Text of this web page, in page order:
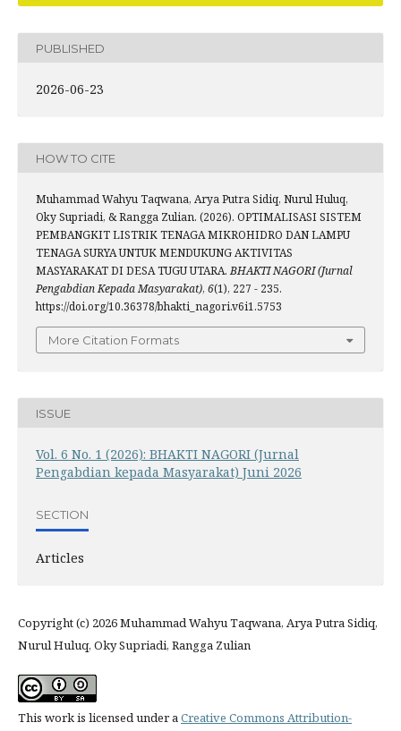
PUBLISHED
2026-06-23
HOW TO CITE
Muhammad Wahyu Taqwana, Arya Putra Sidiq, Nurul Huluq,
Oky Supriadi, & Rangga Zulian. (2026). OPTIMALISASI SISTEM
PEMBANGKIT LISTRIK TENAGA MIKROHIDRO DAN LAMPU
TENAGA SURYA UNTUK MENDUKUNG AKTIVITAS
MASYARAKAT DI DESA TUGU UTARA.BHAKTI NAGORI (Jurnal
Pengabdian Kepada Masyarakat), 6(1), 227 - 235.
https://doi.org/10.36378/bhakti_nagori.v6i1.5753
More Citation Formats
ISSUE
Vol. 6 No. 1 (2026): BHAKTI NAGORI (Jurnal
Pengabdian kepada Masyarakat) Juni 2026
SECTION
Articles
Copyright (c) 2026 Muhammad Wahyu Taqwana, Arya Putra Sidiq,
Nurul Huluq, Oky Supriadi, Rangga Zulian
This work is licensed under aCreative Commons Attribution-